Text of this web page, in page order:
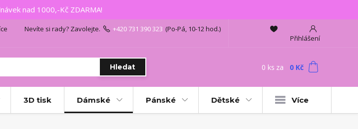
nad 1000,-Kč ZDARMA!
Přihlášení
Hledat
Nevíte si rady? Zavolejte. +420 731 390 323 (Po-Pá, 10-12 hod.)
0 ks za 0 Kč
3D tisk Dámské Pánské Dětské Více